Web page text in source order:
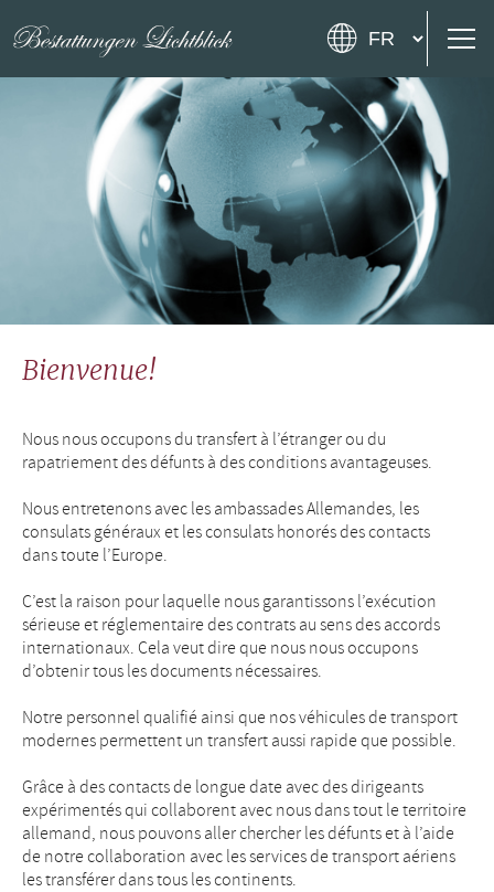
Bienvenue!
Nous nous occupons du transfert à l’étranger ou du
rapatriement des défunts à des conditions avantageuses.
Nous entretenons avec les ambassades Allemandes, les
consulats généraux et les consulats honorés des contacts
dans toute l’Europe.
C’est la raison pour laquelle nous garantissons l’exécution
sérieuse et réglementaire des contrats au sens des accords
internationaux. Cela veut dire que nous nous occupons
d’obtenir tous les documents nécessaires.
Notre personnel qualifié ainsi que nos véhicules de transport
modernes permettent un transfert aussi rapide que possible.
Grâce à des contacts de longue date avec des dirigeants
expérimentés qui collaborent avec nous dans tout le territoire
allemand, nous pouvons aller chercher les défunts et à l’aide
de notre collaboration avec les services de transport aériens
les transférer dans tous les continents.